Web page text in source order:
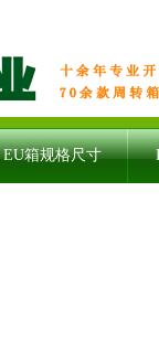
EU箱规格尺寸